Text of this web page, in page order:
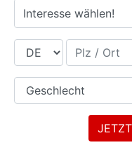
Interesse wählen!
Land Plz / Ort
Geschlecht